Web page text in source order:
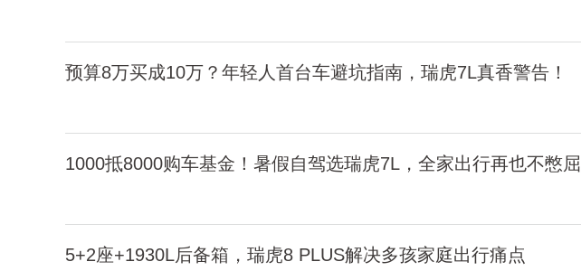
预算8万买成10万？年轻人首台车避坑指南，瑞虎7L真香警告！
1000抵8000购车基金！暑假自驾选瑞虎7L，全家出行再也不憋屈
5+2座+1930L后备箱，瑞虎8 PLUS解决多孩家庭出行痛点